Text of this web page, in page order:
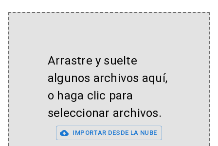
Arrastre y suelte
algunos archivos aquí,
o haga clic para
seleccionar archivos.
IMPORTAR DESDE LA NUBE